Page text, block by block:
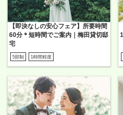
【即決なしの安心フェア】所要時間
60分＊短時間でご案内｜梅田貸切邸
宅
5部制 1時間程度